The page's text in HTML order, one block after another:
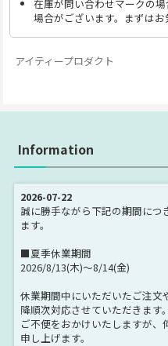
在庫が問い合わせマークの
場合がございます。まずはお
アイティープロダクト
Information
2026-07-22
誠に勝手ながら下記の期間につ
ます。
■夏季休業期間
2026/8/13(木)～8/14(金)
休業期間中にいただいたご注
降順次対応させていただきます。
ご不便をおかけいたしますが
申し上げます。